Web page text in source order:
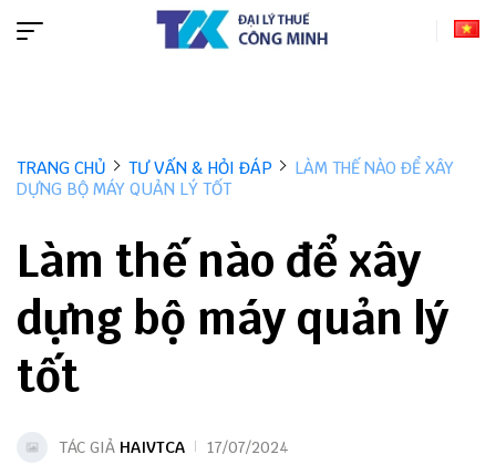
TRANG CHỦ TƯ VẤN & HỎI ĐÁP
LÀM THẾ NÀO ĐỂ XÂY
DỰNG BỘ MÁY QUẢN LÝ TỐT
Làm thế nào để xây
dựng bộ máy quản lý
tốt
TÁC GIẢ HAIVTCA 17/07/2024